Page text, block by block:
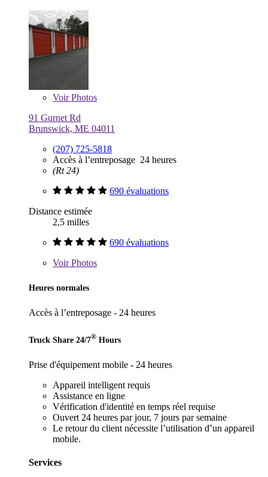
VoirPhotos
91 Gurnet Rd
Brunswick, ME 04011
(207) 725-5818
Accès à l’entreposage 24 heures
(Rt 24)
690 évaluations
Distance estimée
2,5 milles
690 évaluations
VoirPhotos
Heures normales
Accès à l’entreposage - 24 heures
Truck Share 24/7® Hours
Prise d'équipement mobile - 24 heures
Appareil intelligent requis
Assistance en ligne
Vérification d'identité en temps réel requise
Ouvert 24 heures par jour, 7 jours par semaine
Le retour du client nécessite l’utilisation d’un appareil
mobile.
Services